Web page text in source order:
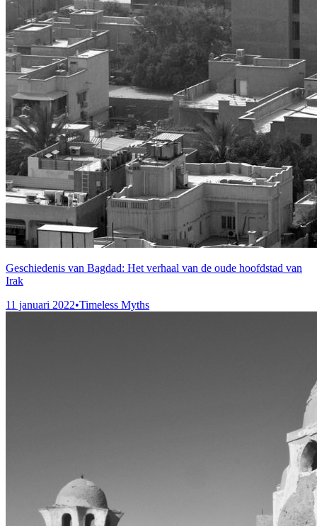
Geschiedenis van Bagdad: Het verhaal van de oude hoofdstad van
Irak
11 januari 2022•Timeless Myths